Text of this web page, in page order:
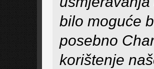
bilo moguće
posebno
korištenje